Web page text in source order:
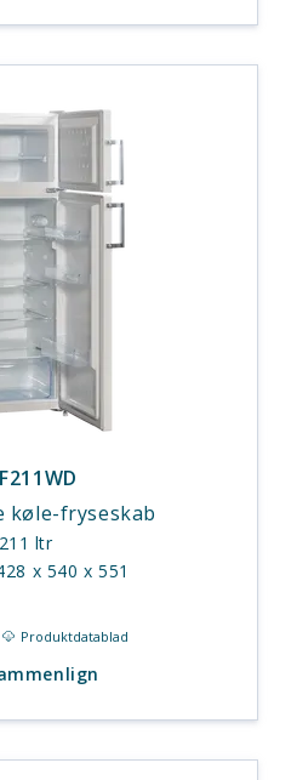
køle-fryseskab
211 ltr
1428 x 540 x 551
Produktdatablad